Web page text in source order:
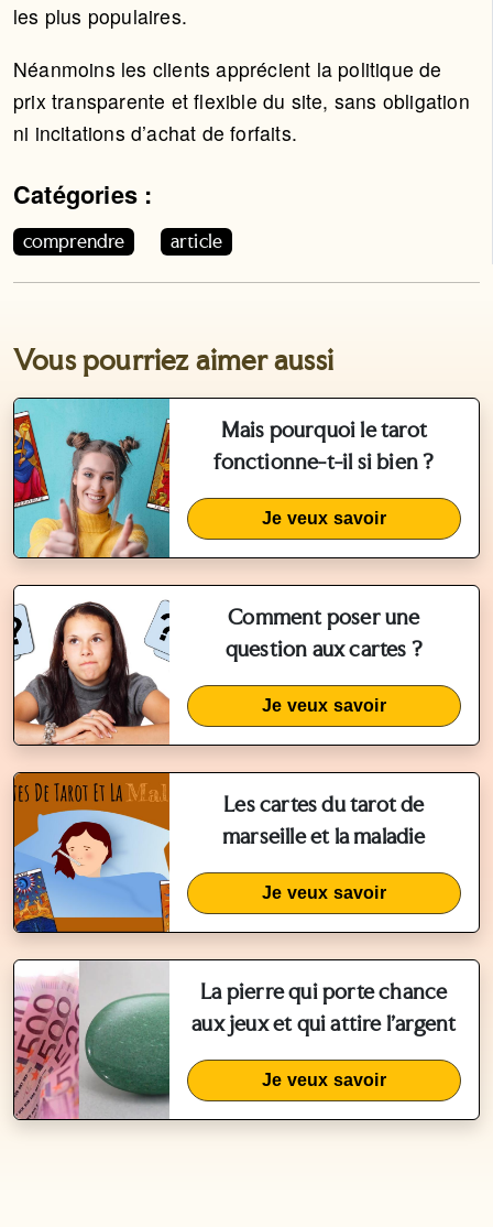
les plus populaires.
Néanmoins les clients apprécient la politique de
prix transparente et flexible du site, sans obligation
ni incitations d’achat de forfaits.
Catégories :
Cet article appartient aux catégories suivantes. Vous
comprendre article
Vous pourriez aimer aussi
Mais pourquoi le tarot
fonctionne-t-il si bien ?
Je veux savoir
Comment poser une
question aux cartes ?
Je veux savoir
Les cartes du tarot de
marseille et la maladie
Je veux savoir
La pierre qui porte chance
aux jeux et qui attire l'argent
Je veux savoir